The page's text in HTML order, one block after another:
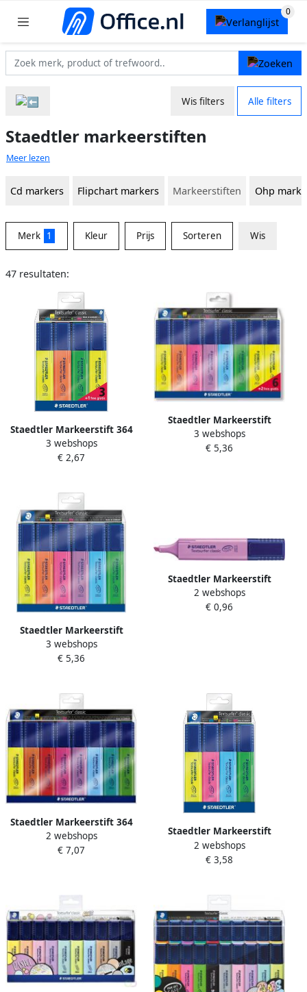
Wis filters Alle filters
Staedtler markeerstiften
Meer lezen
Cd markers Flipchart markers Markeerstiften Ohp
Merk 1 Kleur Prijs Sorteren Wis
47 resultaten:
Staedtler Markeerstift 364
Textsurfer set Ã 3 stuks
assorti + 1 geel gratis
3 webshops
€ 2,67
Staedtler Markeerstift
Textsurfer Classic etui van 8
stuks: geel oranje roze
3 webshops
€ 5,36
Staedtler Markeerstift
Textsurfer Classic etui van 6
stuks: geel oranje roze
3 webshops
€ 5,36
Staedtler Markeerstift
Textsurfer Classic
paars(copy safe )
2 webshops
€ 0,96
Staedtler Markeerstift 364
Textsurfer assorti 8 stuks
2 webshops
€ 7,07
Staedtler Markeerstift
Textsurfer Classic etui van 4
stuks: geel roze blauw en
2 webshops
€ 3,58